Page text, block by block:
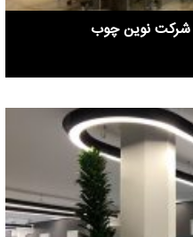
شرکت نوین چوب